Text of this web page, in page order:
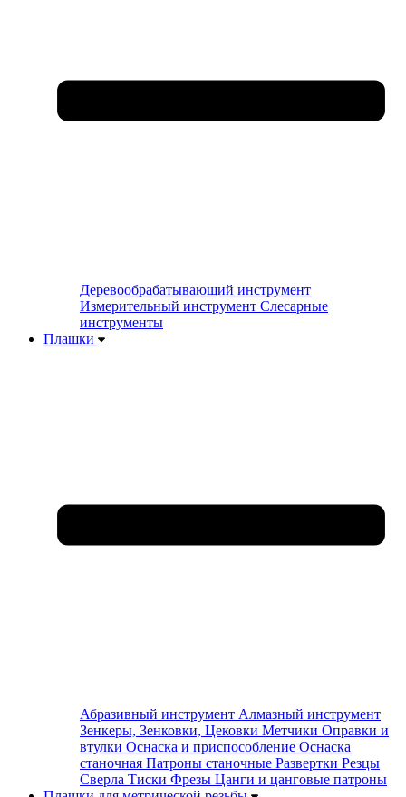
Деревообрабатывающий инструмент
Измерительный инструмент Слесарные
инструменты
Плашки
Абразивный инструмент Алмазный инструмент
Зенкеры, Зенковки, Цековки Метчики Оправки и
втулки Оснаска и приспособление Оснаска
станочная Патроны станочные Развертки Резцы
Сверла Тиски Фрезы Цанги и цанговые патроны